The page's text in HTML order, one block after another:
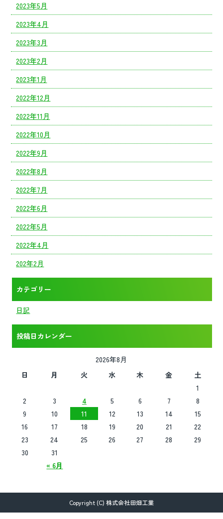
2023年5月
2023年4月
2023年3月
2023年2月
2023年1月
2022年12月
2022年11月
2022年10月
2022年9月
2022年8月
2022年7月
2022年6月
2022年5月
2022年4月
202年2月
カテゴリー
日記
投稿日カレンダー
2026年8月
日
月 火 水 木 金 土
« 6月
1
2
3 4 5 6 7
8
9
10 11 12 13 14
15
16
17 18 19 20 21
22
23
24 25 26 27 28
29
30
31
Copyright (C) 株式会社田畑工業